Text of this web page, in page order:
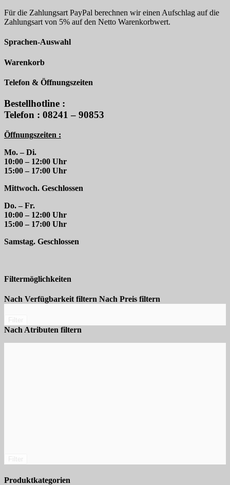
Für die Zahlungsart PayPal berechnen wir einen Aufschlag auf die
Zahlungsart von 5% auf den Netto Warenkorbwert.
Sprachen-Auswahl
Warenkorb
Telefon & Öffnungszeiten
Bestellhotline :
Telefon : 08241 – 90853
Öffnungszeiten :
Mo. – Di.
10:00 – 12:00 Uhr
15:00 – 17:00 Uhr
Mittwoch. Geschlossen
Do. – Fr.
10:00 – 12:00 Uhr
15:00 – 17:00 Uhr
Samstag. Geschlossen
Filtermöglichkeiten
Nach Verfügbarkeit filtern Nach Preis filtern
Nach Atributen filtern
Produktkategorien